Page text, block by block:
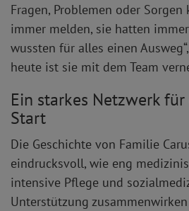
Fragen, Problemen oder
immer melden, sie hatten
wussten für alles einen
heute ist sie mit dem Team
Ein starkes Netzwerk
Start
Die Geschichte von Familie
eindrucksvoll, wie eng
intensive Pflege und
Unterstützung